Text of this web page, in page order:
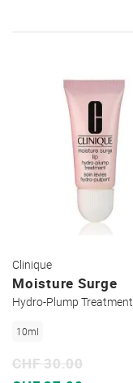
Clinique
Moisture Surge
Hydro-Plump Treatment
10ml
CHF 30.00